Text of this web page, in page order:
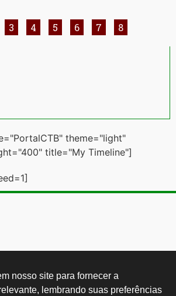
3 4 5 6 7 8
theme="light"
title="My Timeline"]
secgeral@ctb.org.br
nosso site para fornecer a
lembrando suas preferências